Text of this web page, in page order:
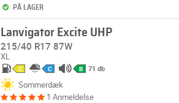
PÅ LAGER
Lanvigator Excite UHP
215/40 R17 87W
XL
C C B 71 db
Sommerdæk
1 Anmeldelse